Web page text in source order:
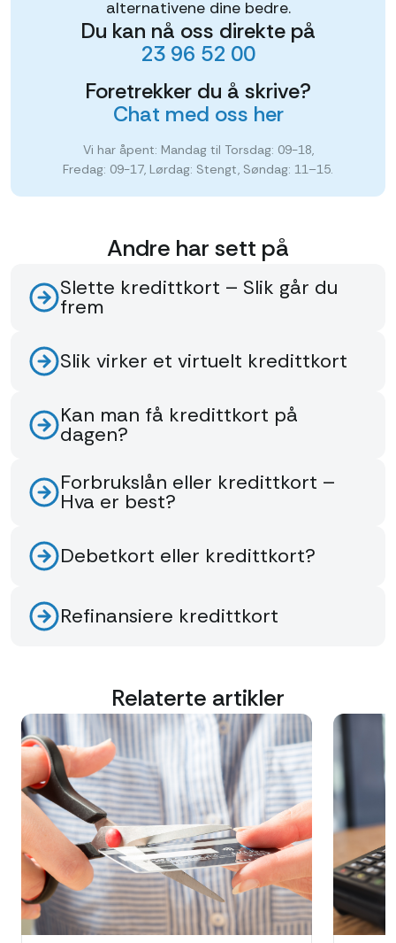
alternativene dine bedre.
Du kan nå oss direkte på
23 96 52 00
Foretrekker du å skrive?
Chat med oss her
Vi har åpent: Mandag til Torsdag: 09-18,
Fredag: 09-17, Lørdag: Stengt, Søndag: 11–15.
Andre har sett på
Slette kredittkort – Slik går du
frem
Slik virker et virtuelt kredittkort
Kan man få kredittkort på
dagen?
Forbrukslån eller kredittkort –
Hva er best?
Debetkort eller kredittkort?
Refinansiere kredittkort
Relaterte artikler